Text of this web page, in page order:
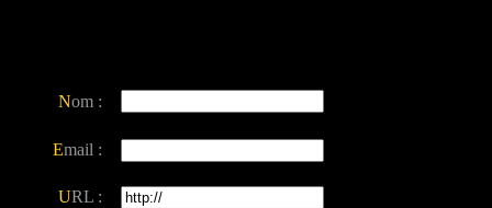
Nom :
Email :
URL :